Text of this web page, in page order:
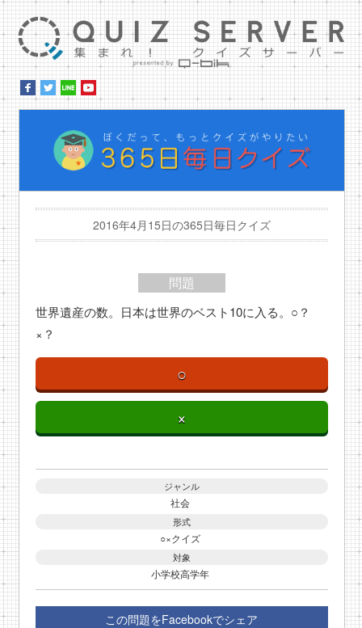
2016年4月15日の365日毎日クイズ
問題
世界遺産の数。日本は世界のベスト10に入る。○？
×？
○
×
ジャンル
社会
形式
○×クイズ
対象
小学校高学年
この問題をFacebookでシェア